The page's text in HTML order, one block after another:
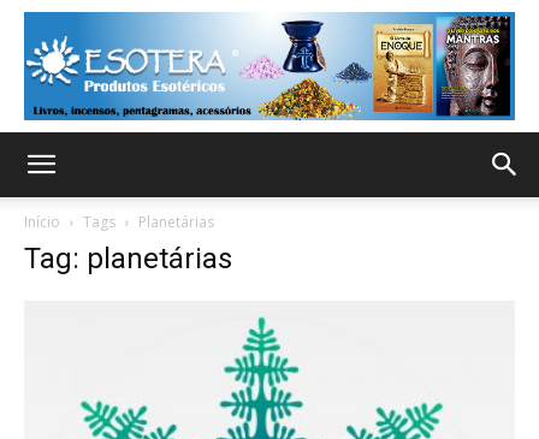
Início Tags Planetárias
Tag: planetárias